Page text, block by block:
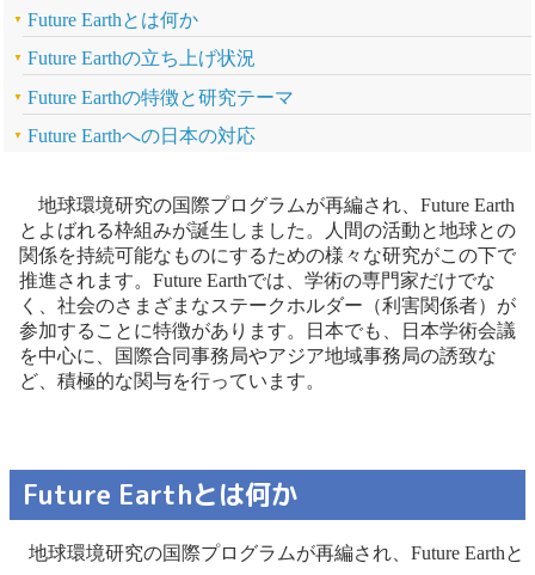
Future Earthとは何か
Future Earthの立ち上げ状況
Future Earthの特徴と研究テーマ
Future Earthへの日本の対応
地球環境研究の国際プログラムが再編され、Future Earth
とよばれる枠組みが誕生しました。人間の活動と地球との
関係を持続可能なものにするための様々な研究がこの下で
推進されます。Future Earthでは、学術の専門家だけでな
く、社会のさまざまなステークホルダー（利害関係者）が
参加することに特徴があります。日本でも、日本学術会議
を中心に、国際合同事務局やアジア地域事務局の誘致な
ど、積極的な関与を行っています。
Future Earthとは何か
地球環境研究の国際プログラムが再編され、Future Earthと